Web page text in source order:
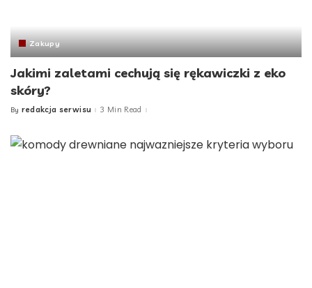
Zakupy
Jakimi zaletami cechują się rękawiczki z eko
skóry?
Posted
By redakcja serwisu 3 Min Read